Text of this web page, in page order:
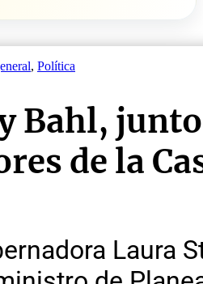
, Política
Bahl,
de la
Laura